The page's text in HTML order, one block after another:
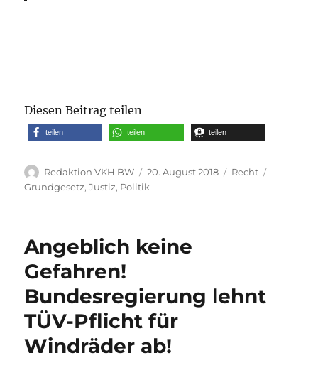
Diesen Beitrag teilen
teilen teilen teilen
Autor
Redaktion VKH BW
Veröffentlicht
am
20. August 2018 Kategorien
Recht
Grundgesetz,Justiz, Politik
Angeblich keine
Gefahren!
Bundesregierung lehnt
TÜV-Pflicht für
Windräder ab!